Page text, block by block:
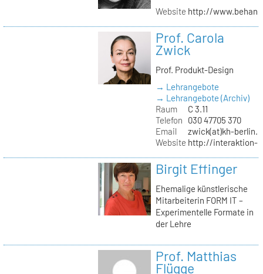
Website http://
Prof. Carola
Zwick
Prof. Produkt-Design
→ Lehrangebote
→ Lehrangebote (Archiv)
Raum
C 3.11
Telefon
030 47705 370
Email
zwick(at)kh-
Website http://interaktion-
Birgit Effinger
Ehemalige künstlerische
Mitarbeiterin FORM IT –
Experimentelle Formate in
der Lehre
Prof. Matthias
Flügge